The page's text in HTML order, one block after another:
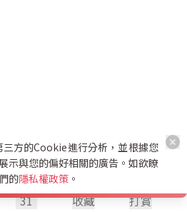
31 收藏 打賞
方的Cookie進行分析，並根據您
示與您的偏好相關的廣告。如欲瞭
的隱私權政策 。